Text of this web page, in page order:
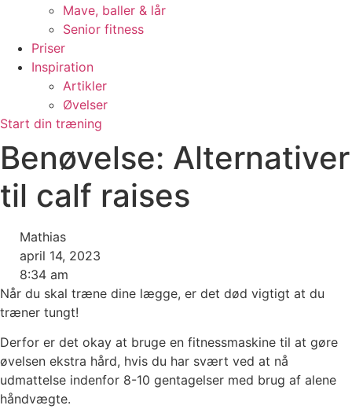
Mave, baller & lår
Senior fitness
Priser
Inspiration
Artikler
Øvelser
Start din træning
Benøvelse: Alternativer
til calf raises
Mathias
april 14, 2023
8:34 am
Når du skal træne dine lægge, er det død vigtigt at du
træner tungt!
Derfor er det okay at bruge en fitnessmaskine til at gøre
øvelsen ekstra hård, hvis du har svært ved at nå
udmattelse indenfor 8-10 gentagelser med brug af alene
håndvægte.